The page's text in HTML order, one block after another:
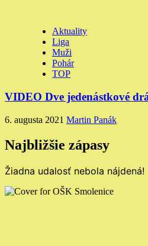
Aktuality
Liga
Muži
Pohár
TOP
VIDEO Dve jedenástkové
6. augusta 2021 Martin Panák
Najbližšie zápasy
Žiadna udalosť nebola nájdená!